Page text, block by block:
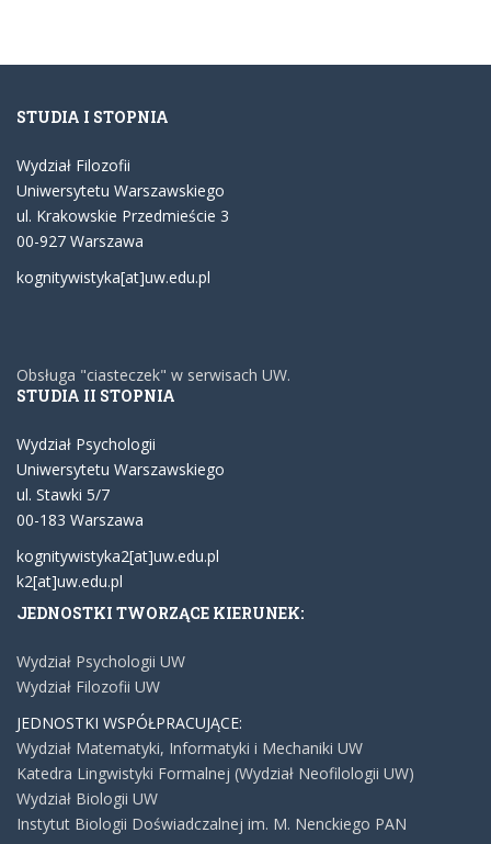
STUDIA I STOPNIA
Wydział Filozofii
Uniwersytetu Warszawskiego
ul. Krakowskie Przedmieście 3
00-927 Warszawa
kognitywistyka[at]uw.edu.pl
Obsługa "ciasteczek" w serwisach UW.
STUDIA II STOPNIA
Wydział Psychologii
Uniwersytetu Warszawskiego
ul. Stawki 5/7
00-183 Warszawa
kognitywistyka2[at]uw.edu.pl
k2[at]uw.edu.pl
JEDNOSTKI TWORZĄCE KIERUNEK:
Wydział Psychologii UW
Wydział Filozofii UW
JEDNOSTKI WSPÓŁPRACUJĄCE:
Wydział Matematyki, Informatyki i Mechaniki UW
Katedra Lingwistyki Formalnej (Wydział Neofilologii UW)
Wydział Biologii UW
Instytut Biologii Doświadczalnej im. M. Nenckiego PAN